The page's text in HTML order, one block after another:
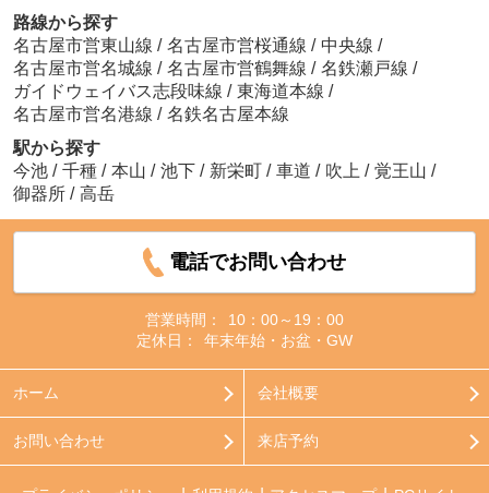
路線から探す
名古屋市営東山線 / 名古屋市営桜通線 / 中央線 /
名古屋市営名城線 / 名古屋市営鶴舞線 / 名鉄瀬戸線 /
ガイドウェイバス志段味線 / 東海道本線 /
名古屋市営名港線 / 名鉄名古屋本線
駅から探す
今池 / 千種 / 本山 / 池下 / 新栄町 / 車道 / 吹上 / 覚王山 /
御器所 / 高岳
電話でお問い合わせ
営業時間：
10：00～19：00
定休日：
年末年始・お盆・GW
ホーム 会社概要
お問い合わせ 来店予約